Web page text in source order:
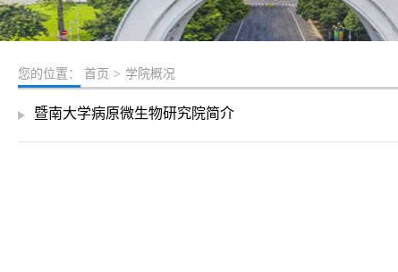
您的位置： 首页 > 学院概况
暨南大学病原微生物研究院简介